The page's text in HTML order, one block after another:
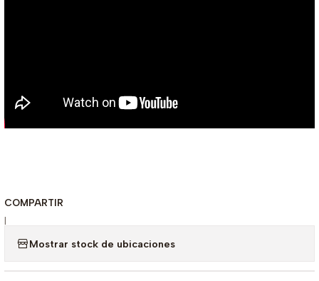
COMPARTIR
|
Mostrar stock de ubicaciones